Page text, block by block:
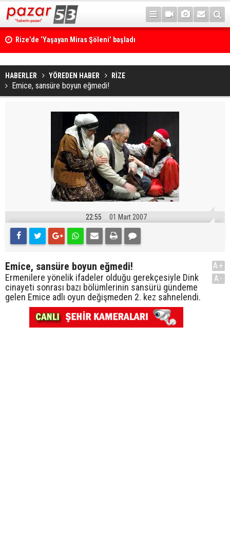
Rize’de ‘Yaşayan Miras Şöleni’ başladı
HABERLER YÖREDEN HABER RİZE
Emice, sansüre boyun eğmedi!
22:55 01 Mart 2007
Emice, sansüre boyun eğmedi!
Ermenilere yönelik ifadeler olduğu gerekçesiyle Dink
cinayeti sonrası bazı bölümlerinin sansürü gündeme
gelen Emice adlı oyun değişmeden 2. kez sahnelendi.
A+
A-